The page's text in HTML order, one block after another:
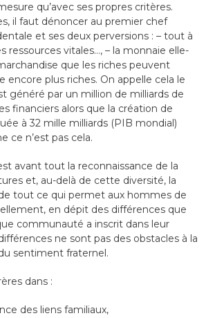
qu’avec ses propres critères.
il faut dénoncer au premier chef
et ses deux perversions : – tout à
ressources vitales…, – la monnaie elle-
que les riches peuvent
encore plus riches. On appelle cela le
généré par un million de milliards de
financiers alors que la création de
à 32 mille milliards (PIB mondial)
ce n’est pas cela.
avant tout la reconnaissance de la
et, au-delà de cette diversité, la
tout ce qui permet aux hommes de
en dépit des différences que
communauté a inscrit dans leur
ne sont pas des obstacles à la
sentiment fraternel.
dans :
des liens familiaux,